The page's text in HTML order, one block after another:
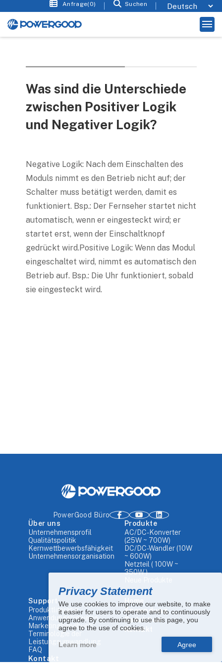
Anfrage(0) Suchen
Was sind die Unterschiede
zwischen Positiver Logik
und Negativer Logik?
Negative Logik: Nach dem Einschalten des
Moduls nimmt es den Betrieb nicht auf; der
Schalter muss betätigt werden, damit es
funktioniert. Bsp.: Der Fernseher startet nicht
automatisch, wenn er eingesteckt wird; er
startet erst, wenn der Einschaltknopf
gedrückt wird.Positive Logik: Wenn das Modul
eingeschaltet wird, nimmt es automatisch den
Betrieb auf. Bsp.: Die Uhr funktioniert, sobald
sie eingesteckt wird.
Privacy Statement
We use cookies to improve our website, to make
it easier for users to operate and to continuously
upgrade. By continuing to use this page, you
agree to the use of cookies.
Learn more
PowerGood Büro
Über uns
Unternehmensprofil
Qualitätspolitik
Kernwettbewerbsfähigkeit
Unternehmensorganisation
Produkte
AC/DC-Konverter
(25W ~ 700W)
DC/DC-Wandler (10W
~ 600W)
Netzteil ( 100W ~
350W )
Support
Produktliteratur
Anwendungshinweise
Marketinghandbuch
Terminologie der
Leistungsumwandlung
FAQ
Anwendung
Redaktion
Kontakt
Kontakt